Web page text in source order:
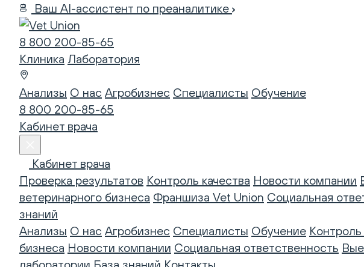
Ваш AI-ассистент по преаналитике
8 800 200-85-65
Клиника Лаборатория
Анализы О нас Агробизнес Специалисты Обучение
8 800 200-85-65
Кабинет врача
Кабинет врача
Проверка результатов Контроль качества Новости компании
ветеринарного бизнеса Франшиза Vet Union Социальная
знаний
Анализы О нас Агробизнес Специалисты Обучение Контроль
бизнеса Новости компании Социальная ответственность